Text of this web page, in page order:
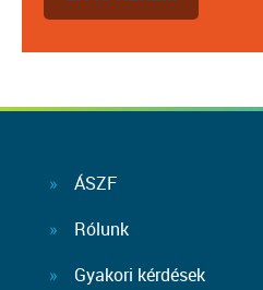
ÁSZF
Rólunk
Gyakori kérdések